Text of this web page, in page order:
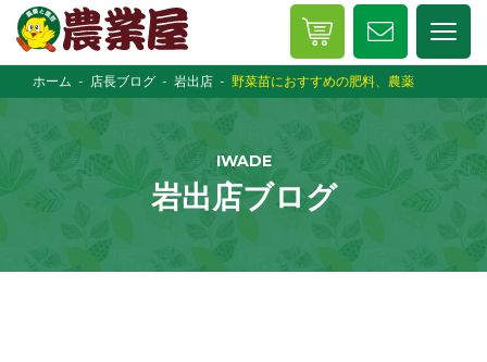
ホーム 店長ブログ 岩出店 野菜苗におすすめの肥料、農薬
IWADE
岩出店ブログ